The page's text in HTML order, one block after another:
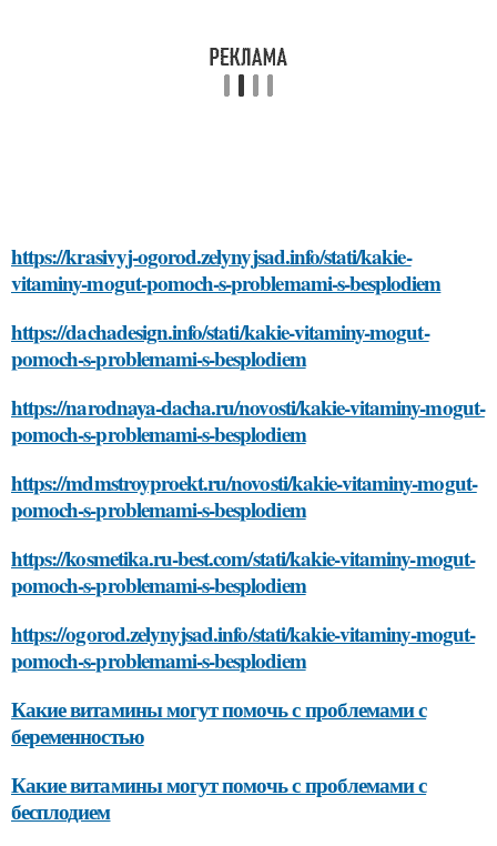
https://krasivyj-ogorod.zelynyjsad.info/stati/kakie-
vitaminy-mogut-pomoch-s-problemami-s-besplodiem
https://dachadesign.info/stati/kakie-vitaminy-mogut-
pomoch-s-problemami-s-besplodiem
https://narodnaya-dacha.ru/novosti/kakie-vitaminy-mogut-
pomoch-s-problemami-s-besplodiem
https://mdmstroyproekt.ru/novosti/kakie-vitaminy-mogut-
pomoch-s-problemami-s-besplodiem
https://kosmetika.ru-best.com/stati/kakie-vitaminy-mogut-
pomoch-s-problemami-s-besplodiem
https://ogorod.zelynyjsad.info/stati/kakie-vitaminy-mogut-
pomoch-s-problemami-s-besplodiem
Какие витамины могут помочь с проблемами с
беременностью
Какие витамины могут помочь с проблемами с
бесплодием